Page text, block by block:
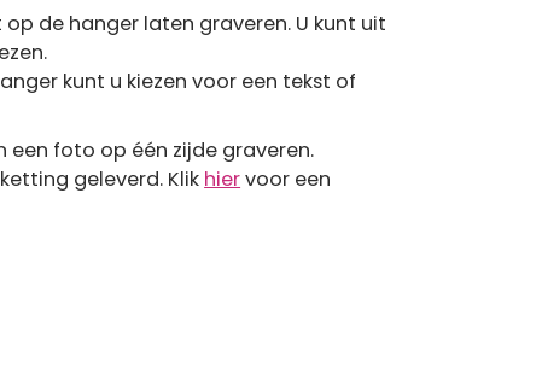
de hanger laten graveren. U kunt uit
kunt u kiezen voor een tekst of
een foto op één zijde graveren.
geleverd. Klik hiervoor een